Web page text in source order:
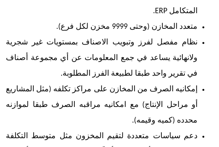
المتكامل ERP
.
متعدد المخازن (وحتى 9999 مخزن لكل فرع).
نظام مفصل لفرز وتبويب الاصناف بمستويات غير شجرية
ولانهائية يساعد في جمع المعلومات عن أي مجموعة أصناف
في تقرير واحد طبقا لطبيعة الفرز المطلوبة.
إمكانيه الصرف من المخازن على مراكز تكلفه (مثل المشاريع
أو مراحل الإنتاج) مع امكانيه مراقبه الصرف طبقا لموازنه
محدده (كميه وقيمه).
دعم سياسات متعددة لتقيم المخزون مثل متوسط التكلفة